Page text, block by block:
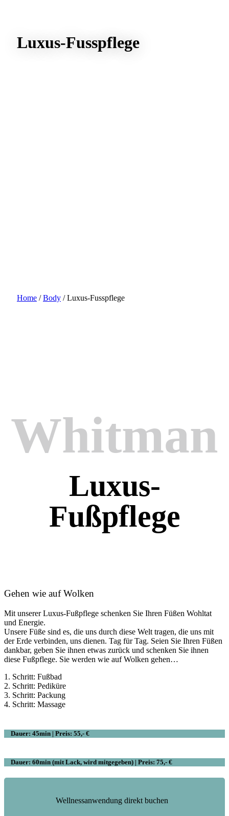
Luxus-Fusspflege
Home /Body /Luxus-Fusspflege
Whitman
Luxus-
Fußpflege
Gehen wie auf Wolken
Mit unserer Luxus-Fußpflege schenken Sie Ihren Füßen Wohltat
und Energie.
Unsere Füße sind es, die uns durch diese Welt tragen, die uns mit
der Erde verbinden, uns dienen. Tag für Tag. Seien Sie Ihren Füßen
dankbar, geben Sie ihnen etwas zurück und schenken Sie ihnen
diese Fußpflege. Sie werden wie auf Wolken gehen…
1. Schritt: Fußbad
2. Schritt: Pediküre
3. Schritt: Packung
4. Schritt: Massage
Dauer: 45min | Preis: 55,- €
Dauer: 60min (mit Lack, wird mitgegeben) | Preis: 75,- €
Wellnessanwendung direkt buchen